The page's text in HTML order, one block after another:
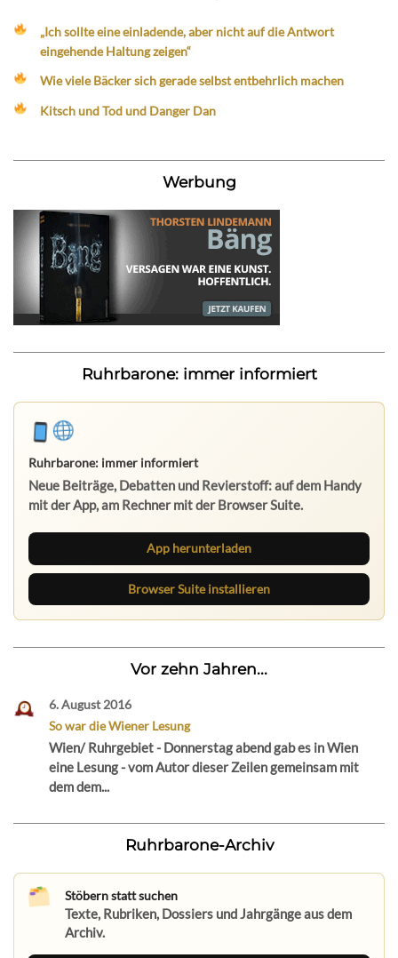
„Ich sollte eine einladende, aber nicht auf die Antwort
eingehende Haltung zeigen“
Wie viele Bäcker sich gerade selbst entbehrlich machen
Kitsch und Tod und Danger Dan
Werbung
Ruhrbarone: immer informiert
Ruhrbarone: immer informiert
Neue Beiträge, Debatten und Revierstoff: auf dem Handy
mit der App, am Rechner mit der Browser Suite.
App herunterladen
Browser Suite installieren
Vor zehn Jahren...
6. August 2016
So war die Wiener Lesung
Wien/ Ruhrgebiet - Donnerstag abend gab es in Wien
eine Lesung - vom Autor dieser Zeilen gemeinsam mit
dem dem...
Ruhrbarone-Archiv
Stöbern statt suchen
Texte, Rubriken, Dossiers und Jahrgänge aus dem
Archiv.